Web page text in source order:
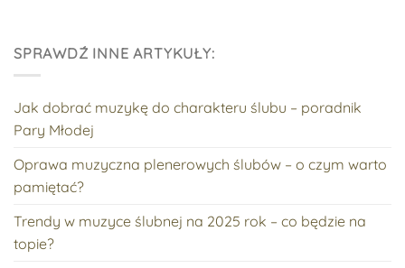
SPRAWDŹ INNE ARTYKUŁY:
Jak dobrać muzykę do charakteru ślubu – poradnik
Pary Młodej
Oprawa muzyczna plenerowych ślubów – o czym warto
pamiętać?
Trendy w muzyce ślubnej na 2025 rok – co będzie na
topie?